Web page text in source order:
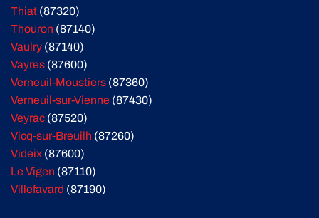
Thiat (87320)
Thouron (87140)
Vaulry (87140)
Vayres (87600)
Verneuil-Moustiers (87360)
Verneuil-sur-Vienne (87430)
Veyrac (87520)
Vicq-sur-Breuilh (87260)
Videix (87600)
Le Vigen (87110)
Villefavard (87190)